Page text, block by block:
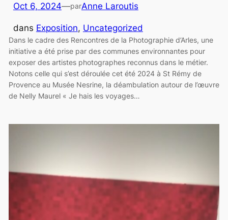
Oct 6, 2024—parAnne Laroutis
dans Exposition, Uncategorized
Dans le cadre des Rencontres de la Photographie d’Arles, une
initiative a été prise par des communes environnantes pour
exposer des artistes photographes reconnus dans le métier.
Notons celle qui s’est déroulée cet été 2024 à St Rémy de
Provence au Musée Nesrine, la déambulation autour de l’œuvre
de Nelly Maurel « Je hais les voyages…